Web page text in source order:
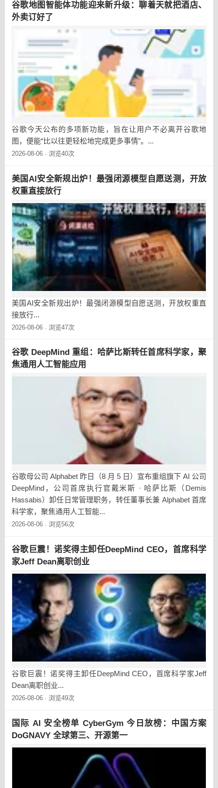
谷歌地图智能体功能迎来新升级：聊着天就把酒店、
外卖订好了
谷歌今天公布的多项新功能，旨在让用户不必离开谷歌地
图，便能“比以往更轻松地完成更多事情”。...
2026-08-06 · 浏览40次
美国AI安全新规出炉！最强闭源模型自愿送测，开放
权重直接放行
美国AI安全新规出炉！最强闭源模型自愿送测，开放权重直
接放行...
2026-08-06 · 浏览47次
谷歌 DeepMind 重组：哈萨比斯转任首席科学家，聚
焦通用人工智能应用
谷歌母公司 Alphabet 昨日（8 月 5 日）宣布重组旗下 AI 公司
DeepMind，公司首席执行官戴米斯 · 哈萨比斯（Demis
Hassabis）卸任日常管理职务，转任董事长兼 Alphabet 首席
科学家，聚焦通用人工智能...
2026-08-06 · 浏览56次
谷歌巨震！诺奖得主卸任DeepMind CEO，首席科学
家Jeff Dean离职创业
谷歌巨震！诺奖得主卸任DeepMind CEO，首席科学家Jeff
Dean离职创业...
2026-08-06 · 浏览49次
国际 AI 安全榜单 CyberGym 今日放榜：中国方案
DoGNAVY 全球第三、开源第一